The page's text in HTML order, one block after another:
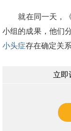
就在同一天，《
小组的成果，他们
小头症存在确定关系
立即